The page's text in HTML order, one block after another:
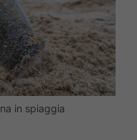
in spiaggia